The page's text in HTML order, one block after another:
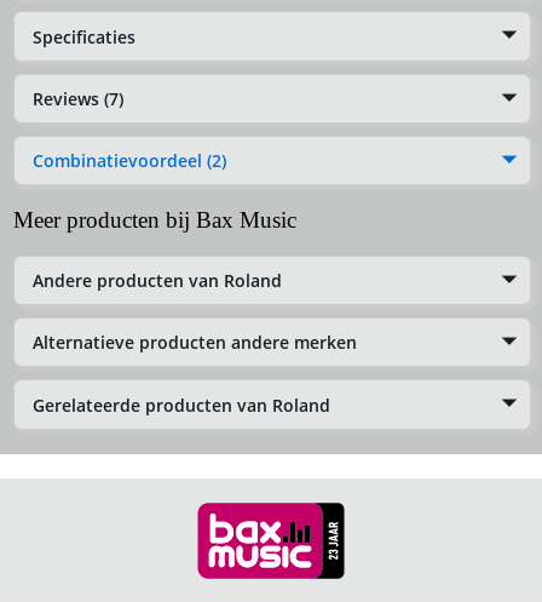
Specificaties
Reviews (7)
Combinatievoordeel (2)
Meer producten bij Bax Music
Andere producten van Roland
Alternatieve producten andere merken
Gerelateerde producten van Roland